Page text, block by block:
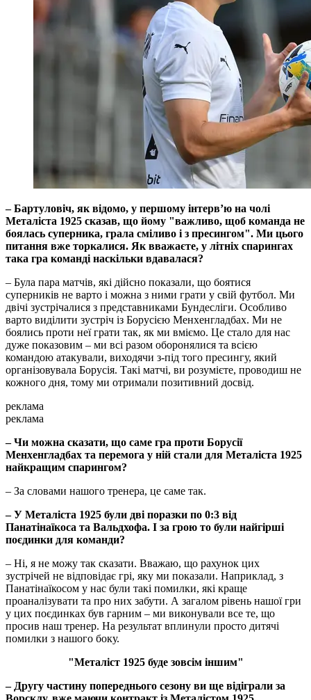
– Бартуловіч, як відомо, у першому інтерв’ю на чолі
Металіста 1925 сказав, що йому "важливо, щоб команда не
боялась суперника, грала сміливо і з пресингом". Ми цього
питання вже торкалися. Як вважаєте, у літніх спарингах
така гра команді наскільки вдавалася?
– Була пара матчів, які дійсно показали, що боятися
суперників не варто і можна з ними грати у свій футбол. Ми
двічі зустрічалися з представниками Бундесліги. Особливо
варто виділити зустріч із Борусією Менхенгладбах. Ми не
боялись проти неї грати так, як ми вміємо. Це стало для нас
дуже показовим – ми всі разом оборонялися та всією
командою атакували, виходячи з-під того пресингу, який
організовувала Борусія. Такі матчі, ви розумієте, проводиш не
кожного дня, тому ми отримали позитивний досвід.
реклама
реклама
– Чи можна сказати, що саме гра проти Борусії
Менхенгладбах та перемога у ній стали для Металіста 1925
найкращим спарингом?
– За словами нашого тренера, це саме так.
– У Металіста 1925 були дві поразки по 0:3 від
Панатінаїкоса та Вальдхофа. І за грою то були найгірші
поєдинки для команди?
– Ні, я не можу так сказати. Вважаю, що рахунок цих
зустрічей не відповідає грі, яку ми показали. Наприклад, з
Панатінаїкосом у нас були такі помилки, які краще
проаналізувати та про них забути. А загалом рівень нашої гри
у цих поєдинках був гарним – ми виконували все те, що
просив наш тренер. На результат вплинули просто дитячі
помилки з нашого боку.
"Металіст 1925 буде зовсім іншим"
– Другу частину попереднього сезону ви ще відіграли за